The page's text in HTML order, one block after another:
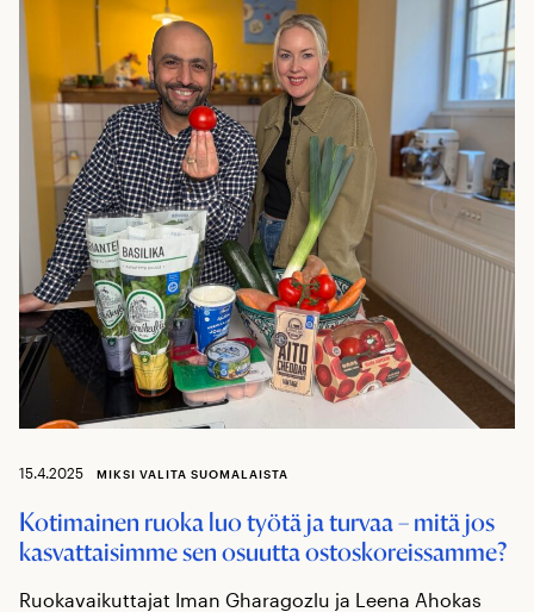
15.4.2025 MIKSI VALITA SUOMALAISTA
Kotimainen ruoka luo työtä ja turvaa – mitä jos
kasvattaisimme sen osuutta ostoskoreissamme?
Ruokavaikuttajat Iman Gharagozlu ja Leena Ahokas